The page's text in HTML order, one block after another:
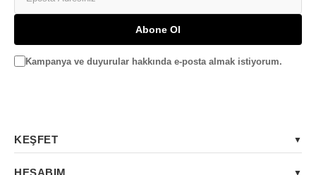
Abone Ol
Kampanya ve duyurular hakkında e-posta almak istiyorum.
KEŞFET
HESABIM